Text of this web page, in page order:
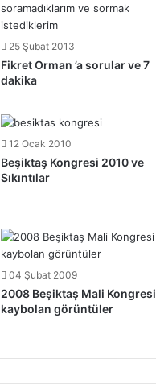
25 Şubat 2013
Fikret Orman ’a sorular ve 7
dakika
12 Ocak 2010
Beşiktaş Kongresi 2010 ve
Sıkıntılar
04 Şubat 2009
2008 Beşiktaş Mali Kongresi
kaybolan görüntüler